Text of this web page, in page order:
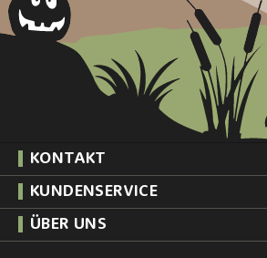
KONTAKT
KUNDENSERVICE
ÜBER UNS